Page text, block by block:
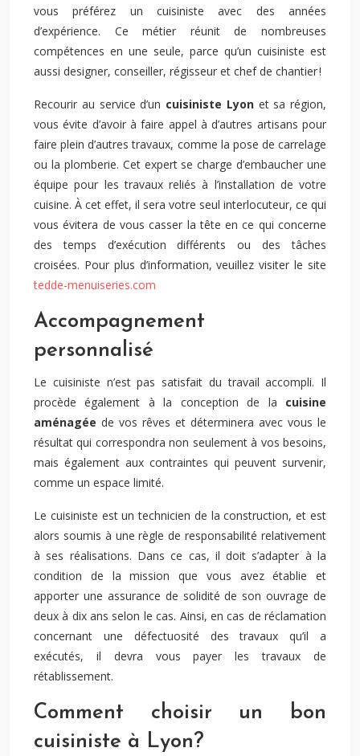
vous préférez un cuisiniste avec des années
d’expérience. Ce métier réunit de nombreuses
compétences en une seule, parce qu’un cuisiniste est
aussi designer, conseiller, régisseur et chef de chantier !
Recourir au service d’un cuisiniste Lyonet sa région,
vous évite d’avoir à faire appel à d’autres artisans pour
faire plein d’autres travaux, comme la pose de carrelage
ou la plomberie. Cet expert se charge d’embaucher une
équipe pour les travaux reliés à l’installation de votre
cuisine. À cet effet, il sera votre seul interlocuteur, ce qui
vous évitera de vous casser la tête en ce qui concerne
des temps d’exécution différents ou des tâches
croisées. Pour plus d’information, veuillez visiter le site
tedde-menuiseries.com
Accompagnement
personnalisé
Le cuisiniste n’est pas satisfait du travail accompli. Il
procède également à la conception de la cuisine
aménagée de vos rêves et déterminera avec vous le
résultat qui correspondra non seulement à vos besoins,
mais également aux contraintes qui peuvent survenir,
comme un espace limité.
Le cuisiniste est un technicien de la construction, et est
alors soumis à une règle de responsabilité relativement
à ses réalisations. Dans ce cas, il doit s’adapter à la
condition de la mission que vous avez établie et
apporter une assurance de solidité de son ouvrage de
deux à dix ans selon le cas. Ainsi, en cas de réclamation
concernant une défectuosité des travaux qu’il a
exécutés, il devra vous payer les travaux de
rétablissement.
Comment choisir un bon
cuisiniste à Lyon?